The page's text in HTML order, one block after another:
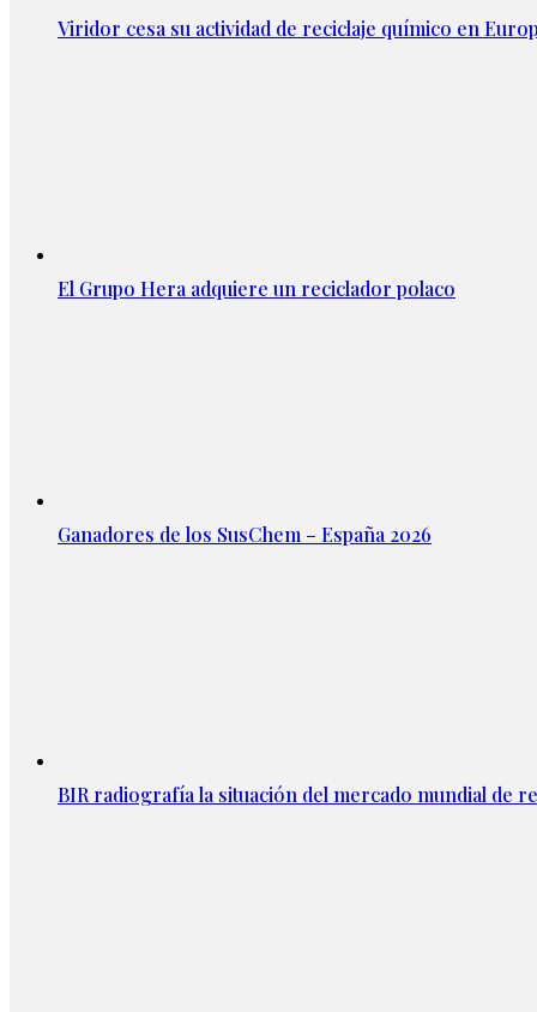
Viridor cesa su actividad de reciclaje químico en
El Grupo Hera adquiere un reciclador polaco
Ganadores de los SusChem – España 2026
BIR radiografía la situación del mercado mundial de